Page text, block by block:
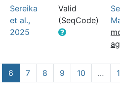
Sereika
et al.,
2025
Valid
(SeqCode)
6 7 8 9 10 …